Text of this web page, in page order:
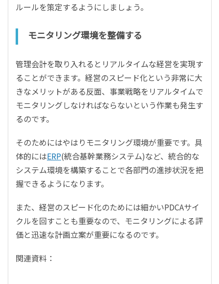
ルールを策定するようにしましょう。
モニタリング環境を整備する
管理会計を取り入れるとリアルタイムな経営を実現す
ることができます。経営のスピード化という非常に大
きなメリットがある反面、事業戦略をリアルタイムで
モニタリングしなければならないという作業も発生す
るのです。
そのためにはやはりモニタリング環境が重要です。具
体的にはERP(統合基幹業務システム)など、統合的な
システム環境を構築することで各部門の進捗状況を把
握できるようになります。
また、経営のスピード化のためには細かいPDCAサイ
クルを回すことも重要なので、モニタリングによる評
価と迅速な計画立案が重要になるのです。
関連資料：